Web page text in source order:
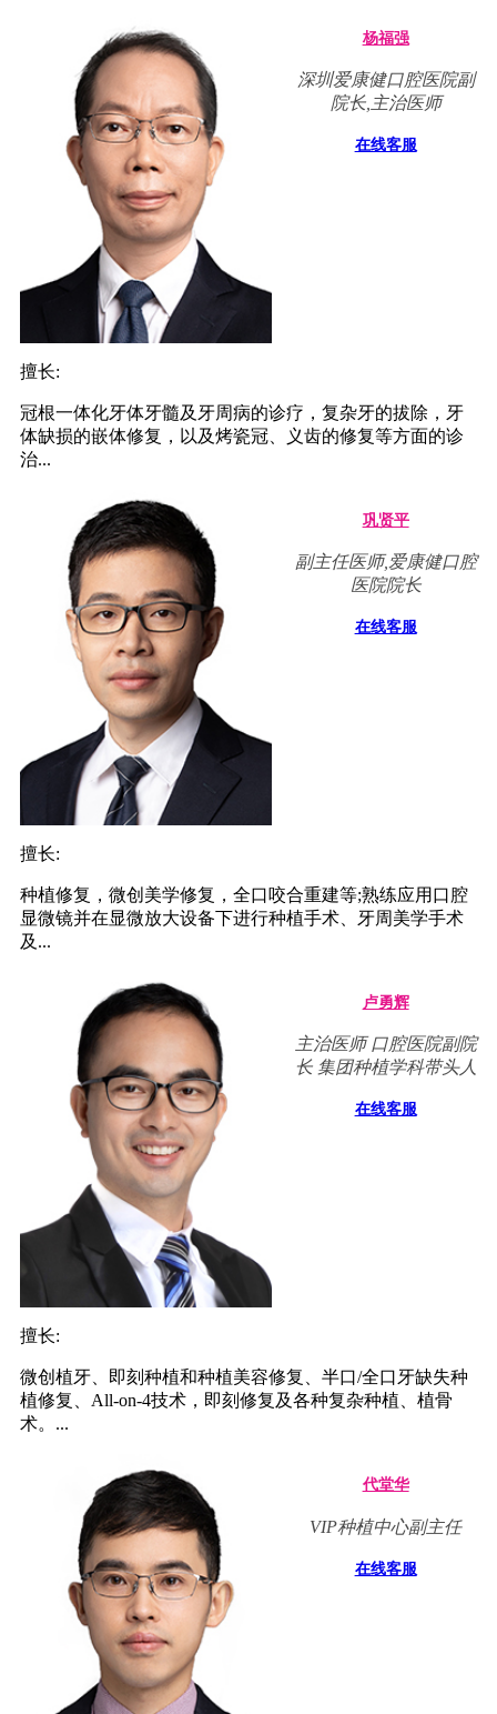
杨福强
深圳爱康健口腔医院副
院长,主治医师
在线客服
擅长:
冠根一体化牙体牙髓及牙周病的诊疗，复杂牙的拔除，牙
体缺损的嵌体修复，以及烤瓷冠、义齿的修复等方面的诊
治...
巩贤平
副主任医师,爱康健口腔
医院院长
在线客服
擅长:
种植修复，微创美学修复，全口咬合重建等;熟练应用口腔
显微镜并在显微放大设备下进行种植手术、牙周美学手术
及...
卢勇辉
主治医师 口腔医院副院
长 集团种植学科带头人
在线客服
擅长:
微创植牙、即刻种植和种植美容修复、半口/全口牙缺失种
植修复、All-on-4技术，即刻修复及各种复杂种植、植骨
术。...
代堂华
VIP种植中心副主任
在线客服